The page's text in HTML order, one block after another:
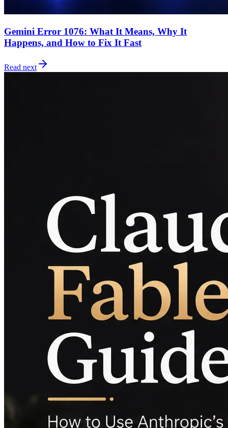
Gemini Error 1076: What It Means, Why It
Happens, and How to Fix It Fast
Read next